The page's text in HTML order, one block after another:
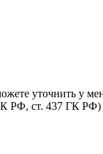
уточнить у
РФ, cт. 437 ГК РФ)